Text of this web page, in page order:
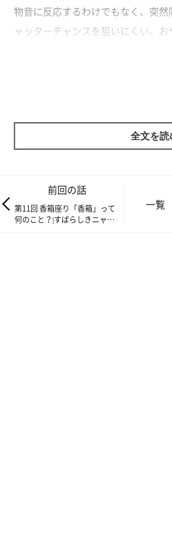
物音に反応するわけでもなく、突
ャッターチャンスを狙いにくい。
どうして猫は「シンクロ」するの
す。これは、親やきょうだいの動
狩りの仕方を学ぶことと共通して
動物にもよくみられるので、本能
全文を読
前回の話
第11回 香箱座り「香箱」って
何のこと？|すばらしきニャン
一覧